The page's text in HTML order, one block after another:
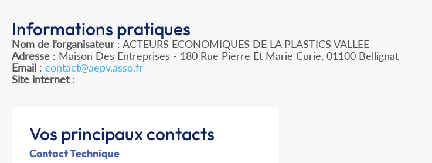
Informations pratiques
Nom de l’organisateur : ACTEURS ECONOMIQUES DE LA PLASTICS VALLEE
Adresse : Maison Des Entreprises - 180 Rue Pierre Et Marie Curie, 01100 Bellignat
Email : contact@aepv.asso.fr
Site internet: -
Vos principaux contacts
Contact Technique